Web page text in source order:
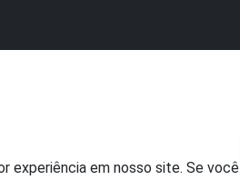
experiência em nosso site. Se você